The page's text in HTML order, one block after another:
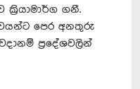
ගනී.
පෙර අනතුරු
ප්‍රදේශවලින්